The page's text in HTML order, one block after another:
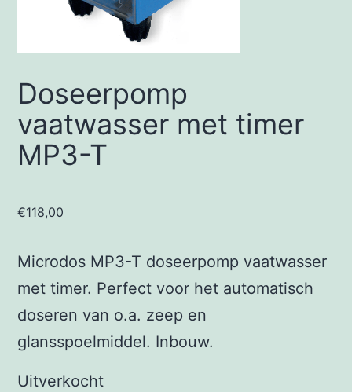
Doseerpomp
vaatwasser met timer
MP3-T
€118,00
Microdos MP3-T doseerpomp vaatwasser
met timer. Perfect voor het automatisch
doseren van o.a. zeep en
glansspoelmiddel. Inbouw.
Uitverkocht